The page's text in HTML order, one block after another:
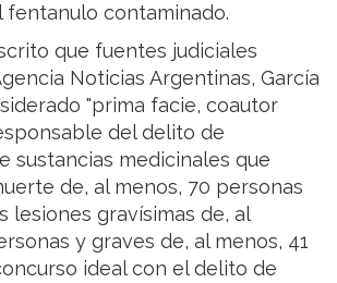
fentanulo contaminado.
que fuentes judiciales
Noticias Argentinas, García
"prima facie, coautor
del delito de
sustancias medicinales que
de, al menos, 70 personas
lesiones gravísimas de, al
y graves de, al menos, 41
ideal con el delito de